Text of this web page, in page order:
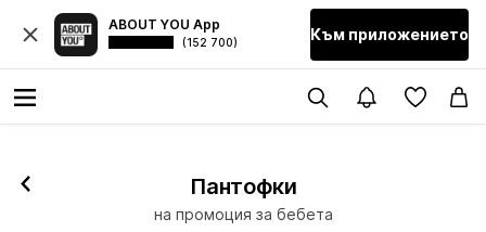
ABOUT YOU App
(152 700) Към приложението
Пантофки
на промоция за бебета